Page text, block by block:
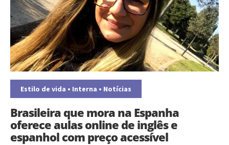
Estilo de vida • Interna • Notícias
Brasileira que mora na Espanha
oferece aulas online de inglês e
espanhol com preço acessível